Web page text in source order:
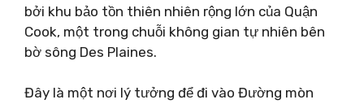
bởi khu bảo tồn thiên nhiên rộng lớn của Quận
Cook, một trong chuỗi không gian tự nhiên bên
bờ sông Des Plaines.
Đây là một nơi lý tưởng để đi vào Đường mòn